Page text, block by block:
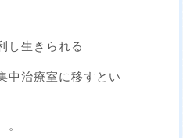
し生きられる
中治療室に移すとい